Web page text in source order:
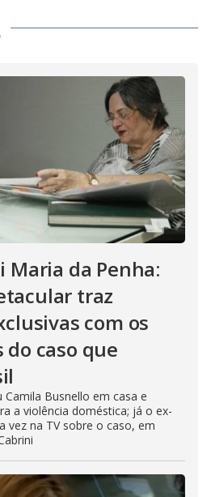
Maria da Penha:
traz
com os
caso que
Camila Busnello em casa e
a violência doméstica; já o ex-
vez na TV sobre o caso, em